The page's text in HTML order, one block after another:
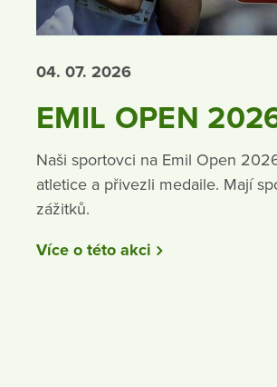
04. 07. 2026
EMIL OPEN
Naši sportovci na Emil Open
atletice a přivezli medaile. Mají
zážitků.
Více o této akci